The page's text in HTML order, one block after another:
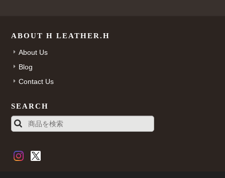
ABOUT H LEATHER.H
About Us
Blog
Contact Us
SEARCH